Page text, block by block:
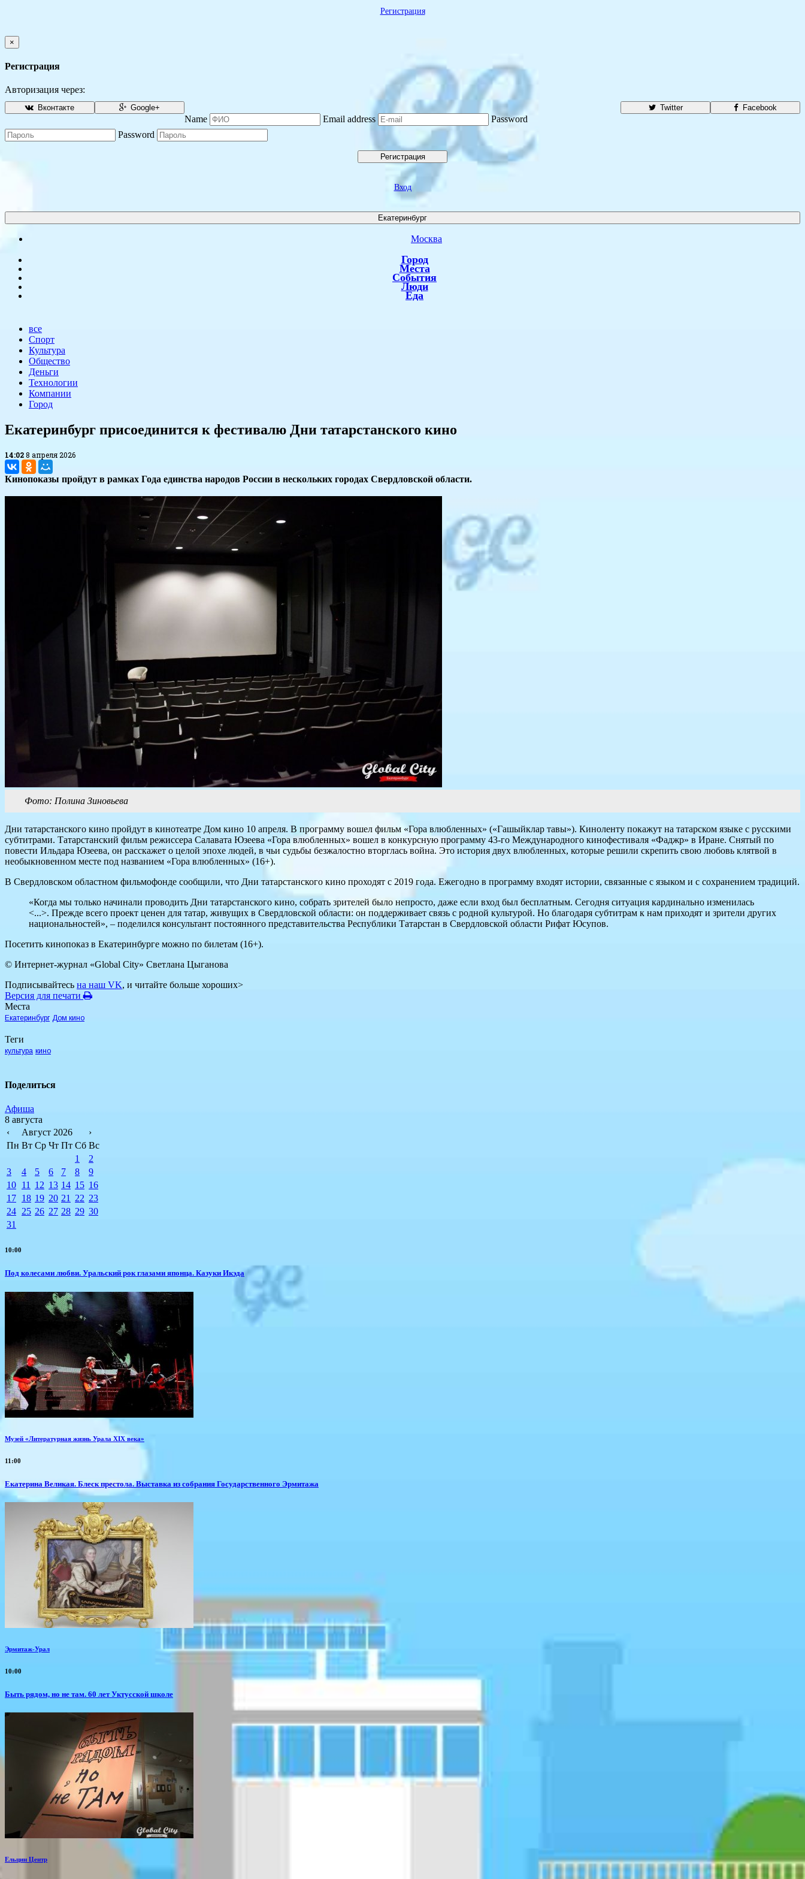
Регистрация
×
Регистрация
Авторизация через:
Facebook
Вконтакте Twitter
Google+
Name Email address
Password
Password
Регистрация
Вход
Екатеринбург
Москва
Город
Места
События
Люди
Еда
все
Спорт
Культура
Общество
Деньги
Технологии
Компании
Город
Екатеринбург присоединится к фестивалю Дни татарстанского кино
14:028 апреля 2026
Кинопоказы пройдут в рамках Года единства народов России в нескольких городах Свердловской области.
Фото: Полина Зиновьева
Дни татарстанского кино пройдут в кинотеатре Дом кино 10 апреля. В программу вошел фильм «Гора влюбленных» («Гашыйклар тавы»). Киноленту покажут на татарском языке с русскими
субтитрами. Татарстанский фильм режиссера Салавата Юзеева «Гора влюбленных» вошел в конкурсную программу 43-го Международного кинофестиваля «Фаджр» в Иране. Снятый по
повести Ильдара Юзеева, он расскажет о целой эпохе людей, в чьи судьбы безжалостно вторглась война. Это история двух влюбленных, которые решили скрепить свою любовь клятвой в
необыкновенном месте под названием «Гора влюбленных» (16+).
В Свердловском областном фильмофонде сообщили, что Дни татарстанского кино проходят с 2019 года. Ежегодно в программу входят истории, связанные с языком и с сохранением традиций.
«Когда мы только начинали проводить Дни татарстанского кино, собрать зрителей было непросто, даже если вход был бесплатным. Сегодня ситуация кардинально изменилась
<...>. Прежде всего проект ценен для татар, живущих в Свердловской области: он поддерживает связь с родной культурой. Но благодаря субтитрам к нам приходят и зрители других
национальностей», – поделился консультант постоянного представительства Республики Татарстан в Свердловской области Рифат Юсупов.
Посетить кинопоказ в Екатеринбурге можно по билетам (16+).
© Интернет-журнал «Global City» Светлана Цыганова
Подписывайтесь на наш VK, и читайте больше хороших>
Версия для печати
Места
Екатеринбург Дом кино
Теги
культура кино
Поделиться
Афиша
8 августа
‹
Август 2026
›
Пн Вт Ср Чт Пт Сб Вс
1
2
3
4 5 6 7 8
9
10 11 12 13 14 15 16
17 18 19 20 21 22 23
24 25 26 27 28 29 30
31
10:00
Под колесами любви. Уральский рок глазами японца. Казуки Икэда
Музей «Литературная жизнь Урала XIX века»
11:00
Екатерина Великая. Блеск престола. Выставка из собрания Государственного Эрмитажа
Эрмитаж-Урал
10:00
Быть рядом, но не там. 60 лет Уктусской школе
Ельцин Центр